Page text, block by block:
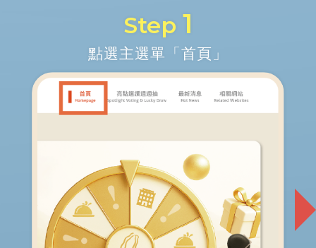
Step 1
點選主選單「首頁」